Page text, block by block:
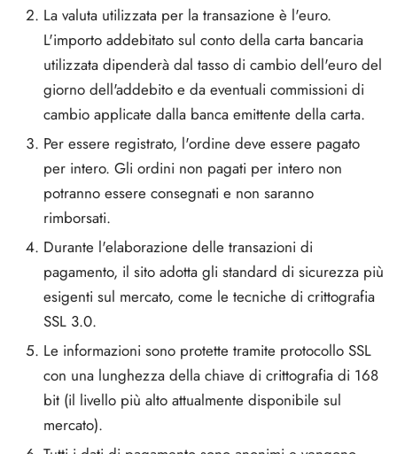
La valuta utilizzata per la transazione è l'euro.
L'importo addebitato sul conto della carta bancaria
utilizzata dipenderà dal tasso di cambio dell'euro del
giorno dell'addebito e da eventuali commissioni di
cambio applicate dalla banca emittente della carta.
Per essere registrato, l'ordine deve essere pagato
per intero. Gli ordini non pagati per intero non
potranno essere consegnati e non saranno
rimborsati.
Durante l'elaborazione delle transazioni di
pagamento, il sito adotta gli standard di sicurezza più
esigenti sul mercato, come le tecniche di crittografia
SSL 3.0.
Le informazioni sono protette tramite protocollo SSL
con una lunghezza della chiave di crittografia di 168
bit (il livello più alto attualmente disponibile sul
mercato).